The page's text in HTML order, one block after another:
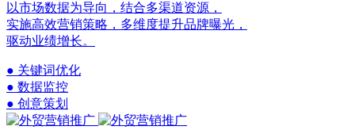
以市场数据为导向，结合多渠道资源，
实施高效营销策略，多维度提升品牌曝光，
驱动业绩增长。
● 关键词优化
● 数据监控
● 创意策划